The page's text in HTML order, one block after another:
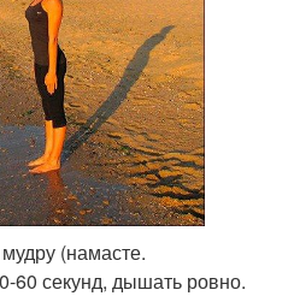
(намасте.
60 секунд, дышать ровно.